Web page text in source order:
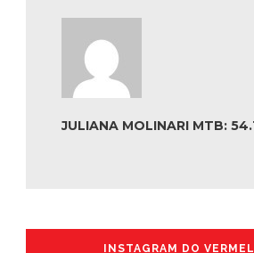
JULIANA MOLINARI MTB:
INSTAGRAM DO